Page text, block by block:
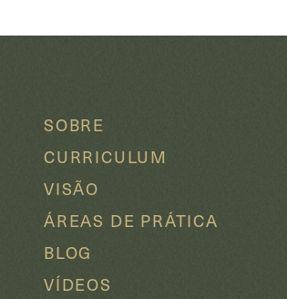
SOBRE
CURRICULUM
VISÃO
ÁREAS DE PRÁTICA
BLOG
VÍDEOS